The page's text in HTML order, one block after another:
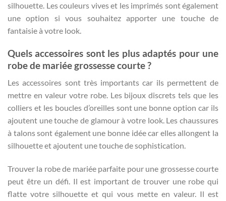
silhouette. Les couleurs vives et les imprimés sont également
une option si vous souhaitez apporter une touche de
fantaisie à votre look.
Quels accessoires sont les plus adaptés pour une
robe de mariée grossesse courte ?
Les accessoires sont très importants car ils permettent de
mettre en valeur votre robe. Les bijoux discrets tels que les
colliers et les boucles d’oreilles sont une bonne option car ils
ajoutent une touche de glamour à votre look. Les chaussures
à talons sont également une bonne idée car elles allongent la
silhouette et ajoutent une touche de sophistication.
Trouver la robe de mariée parfaite pour une grossesse courte
peut être un défi. Il est important de trouver une robe qui
flatte votre silhouette et qui vous mette en valeur. Il est